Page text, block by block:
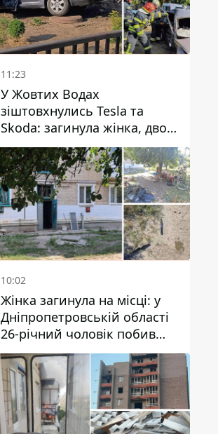
11:23
У Жовтих Водах
зіштовхнулись Tesla та
Skoda: загинула жінка, двоє
людей постраждали
10:02
Жінка загинула на місці: у
Дніпропетровській області
26-річний чоловік побив
трьох людей металевим
предметом